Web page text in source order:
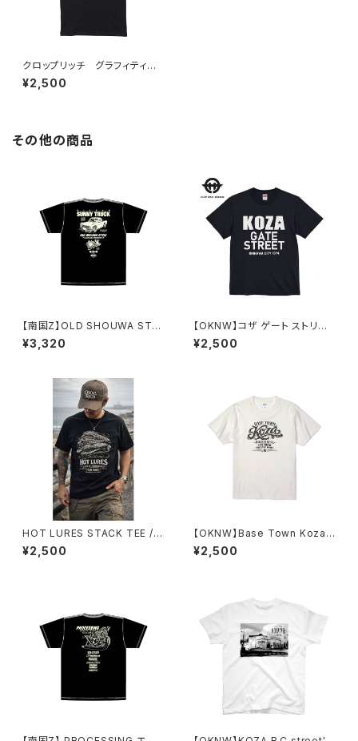
クロップリッチ グラフィティ半
袖コットンTシャツ
¥2,500
その他の商品
【南国Z】OLD SHOUWA STY
LE / サニトラ半袖Tシャツ
¥3,320
【OKNW】コザ ゲート ストリー
ト 半袖コットンTシャツ
¥2,500
HOT LURES STACK TEE /
ルアースタックTシャツ
¥2,500
【OKNW】Base Town Koza
Short-Sleeved T-Shirt
¥2,500